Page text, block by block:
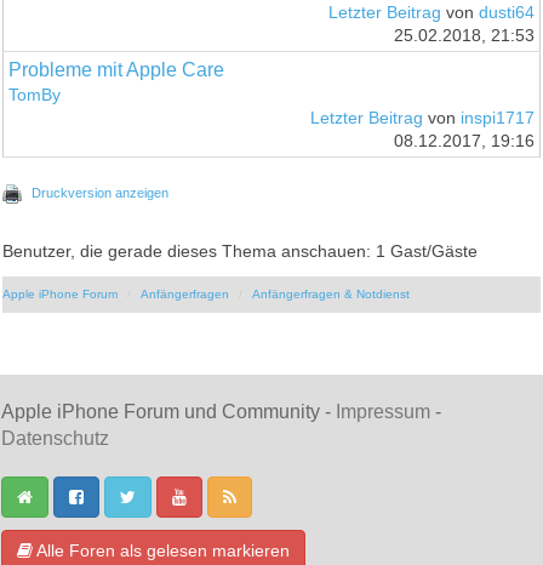
Letzter Beitrag von dusti64
25.02.2018, 21:53
Probleme mit Apple Care
TomBy
Letzter Beitrag von inspi1717
08.12.2017, 19:16
Druckversion anzeigen
Benutzer, die gerade dieses Thema anschauen: 1 Gast/Gäste
Apple iPhone Forum Anfängerfragen Anfängerfragen & Notdienst
Apple iPhone Forum und Community - Impressum -
Datenschutz
Alle Foren als gelesen markieren